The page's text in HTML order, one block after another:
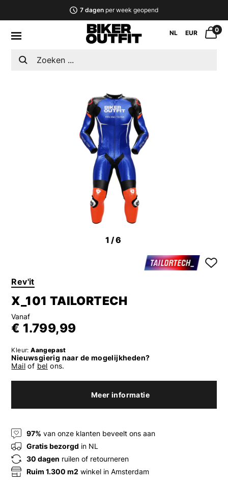
7 dagenper week geopend
NL EUR 0
1 /6
Rev'it
X_101 TAILORTECH
Vanaf
€ 1.799,99
Kleur: Aangepast
Nieuwsgierig naar de mogelijkheden?
Mail of bel ons.
Meer informatie
97% van onze klanten beveelt ons aan
Gratis bezorgd in NL
30 dagen ruilen of retourneren
Ruim 1.300 m2 winkel in Amsterdam